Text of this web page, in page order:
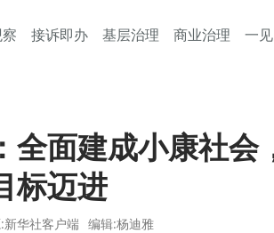
接诉即办 基层治理 商业治理 一见
全面建成小康社会
标迈进
新华社客户端 编辑:杨迪雅